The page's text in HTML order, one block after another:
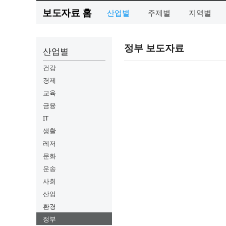
보도자료 홈 산업별 주제별 지역별
산업별
건강
경제
교육
금융
IT
생활
레저
문화
운송
사회
산업
환경
정부
정부 보도자료